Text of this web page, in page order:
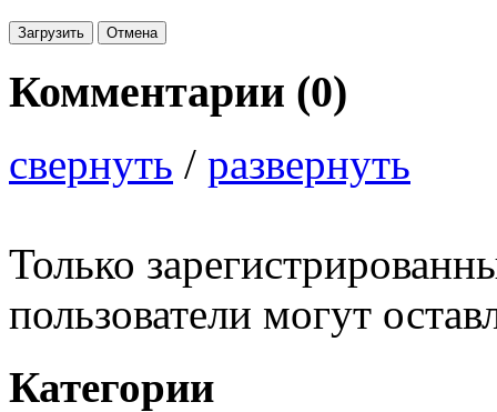
Комментарии (0)
свернуть / развернуть
Только
пользователи могут
Категории